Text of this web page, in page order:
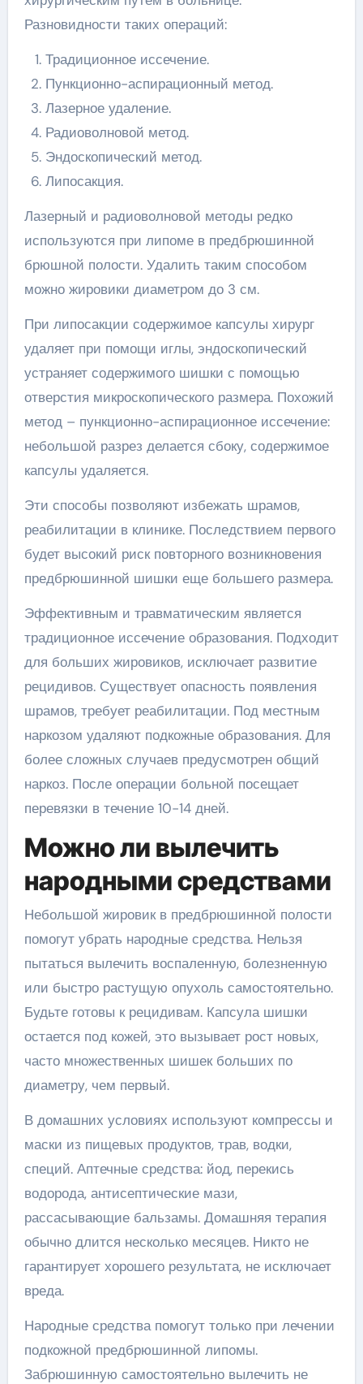
Разновидности таких операций:
Традиционное иссечение.
Пункционно-аспирационный метод.
Лазерное удаление.
Радиоволновой метод.
Эндоскопический метод.
Липосакция.
Лазерный и радиоволновой методы редко
используются при липоме в предбрюшинной
брюшной полости. Удалить таким способом
можно жировики диаметром до 3 см.
При липосакции содержимое капсулы хирург
удаляет при помощи иглы, эндоскопический
устраняет содержимого шишки с помощью
отверстия микроскопического размера. Похожий
метод – пункционно-аспирационное иссечение:
небольшой разрез делается сбоку, содержимое
капсулы удаляется.
Эти способы позволяют избежать шрамов,
реабилитации в клинике. Последствием первого
будет высокий риск повторного возникновения
предбрюшинной шишки еще большего размера.
Эффективным и травматическим является
традиционное иссечение образования. Подходит
для больших жировиков, исключает развитие
рецидивов. Существует опасность появления
шрамов, требует реабилитации. Под местным
наркозом удаляют подкожные образования. Для
более сложных случаев предусмотрен общий
наркоз. После операции больной посещает
перевязки в течение 10-14 дней.
Можно ли вылечить
народными средствами
Небольшой жировик в предбрюшинной полости
помогут убрать народные средства. Нельзя
пытаться вылечить воспаленную, болезненную
или быстро растущую опухоль самостоятельно.
Будьте готовы к рецидивам. Капсула шишки
остается под кожей, это вызывает рост новых,
часто множественных шишек больших по
диаметру, чем первый.
В домашних условиях используют компрессы и
маски из пищевых продуктов, трав, водки,
специй. Аптечные средства: йод, перекись
водорода, антисептические мази,
рассасывающие бальзамы. Домашняя терапия
обычно длится несколько месяцев. Никто не
гарантирует хорошего результата, не исключает
вреда.
Народные средства помогут только при лечении
подкожной предбрюшинной липомы.
Забрюшинную самостоятельно вылечить не